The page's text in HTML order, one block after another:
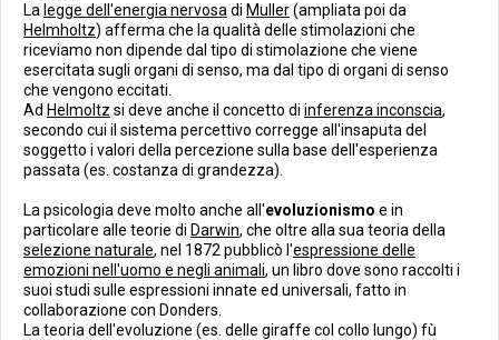
La legge dell'energia nervosa di Muller(ampliata poi da
Helmholtz) afferma che la qualità delle stimolazioni che
riceviamo non dipende dal tipo di stimolazione che viene
esercitata sugli organi di senso, ma dal tipo di organi di senso
che vengono eccitati.
Ad Helmoltz si deve anche il concetto di inferenza inconscia,
secondo cui il sistema percettivo corregge all'insaputa del
soggetto i valori della percezione sulla base dell'esperienza
passata (es. costanza di grandezza).
La psicologia deve molto anche all'evoluzionismo e in
particolare alle teorie di Darwin, che oltre alla sua teoria della
selezione naturale, nel 1872 pubblicò l'espressione delle
emozioni nell'uomo e negli animali, un libro dove sono raccolti i
suoi studi sulle espressioni innate ed universali, fatto in
collaborazione con Donders.
La teoria dell'evoluzione (es. delle giraffe col collo lungo) fù